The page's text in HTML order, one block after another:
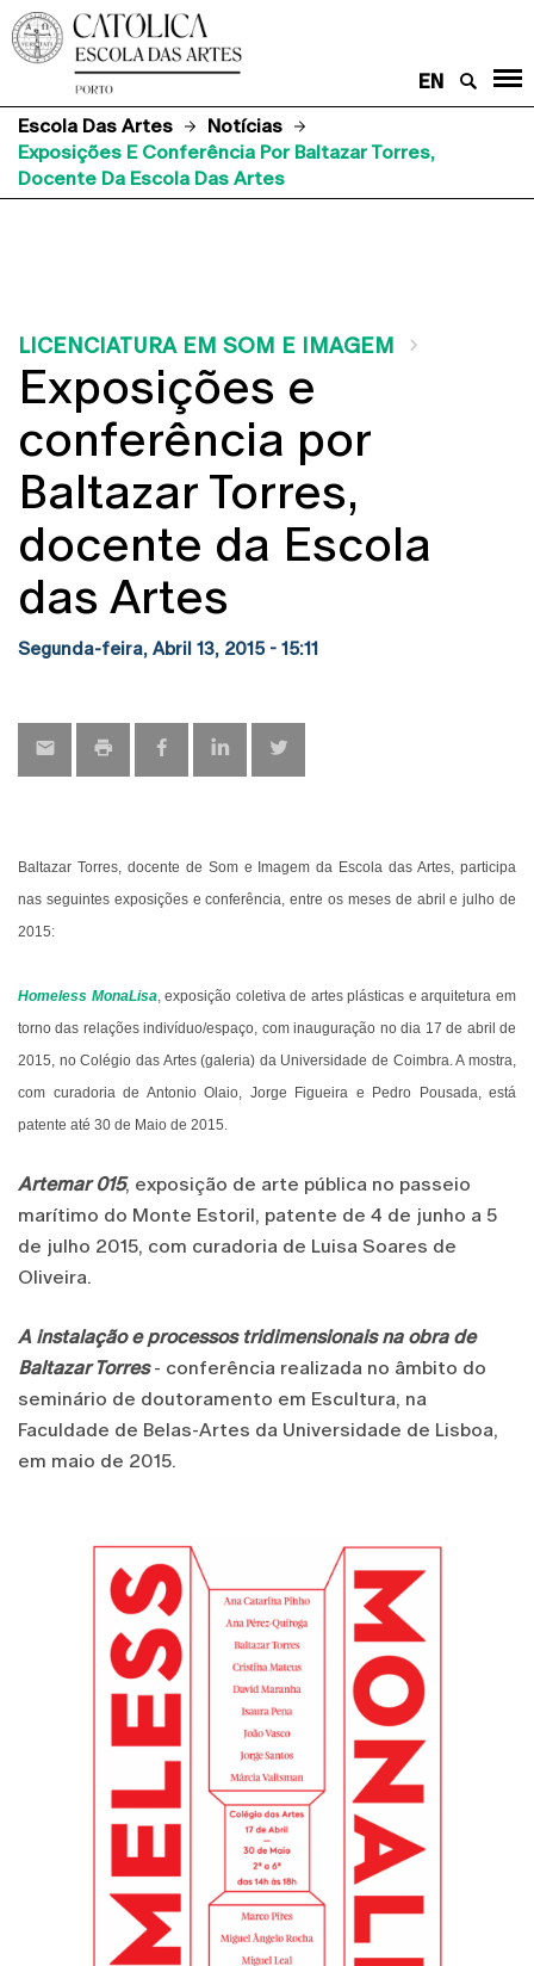
EN
Escola Das Artes
Notícias
Exposições E Conferência Por Baltazar Torres,
Docente Da Escola Das Artes
LICENCIATURA EM SOM E IMAGEM
Exposições e
conferência por
Baltazar Torres,
docente da Escola
das Artes
Segunda-feira, Abril 13, 2015 - 15:11
Baltazar Torres, docente de Som e Imagem da Escola das Artes, participa
nas seguintes exposições e conferência, entre os meses de abril e julho de
2015:
Homeless MonaLisa , exposição coletiva de artes plásticas e arquitetura em
torno das relações indivíduo/espaço, com inauguração no dia 17 de abril de
2015, no Colégio das Artes (galeria) da Universidade de Coimbra. A mostra,
com curadoria de Antonio Olaio, Jorge Figueira e Pedro Pousada, está
patente até 30 de Maio de 2015.
Artemar 015, exposição de arte pública no passeio
marítimo do Monte Estoril, patente de 4 de junho a 5
de julho 2015, com curadoria de Luisa Soares de
Oliveira.
A instalação e processos tridimensionais na obra de
Baltazar Torres- conferência realizada no âmbito do
seminário de doutoramento em Escultura, na
Faculdade de Belas-Artes da Universidade de Lisboa,
em maio de 2015.